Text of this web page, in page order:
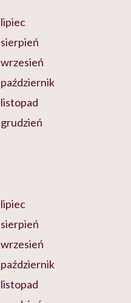
lipiec
sierpień
wrzesień
październik
listopad
grudzień
lipiec
sierpień
wrzesień
październik
listopad